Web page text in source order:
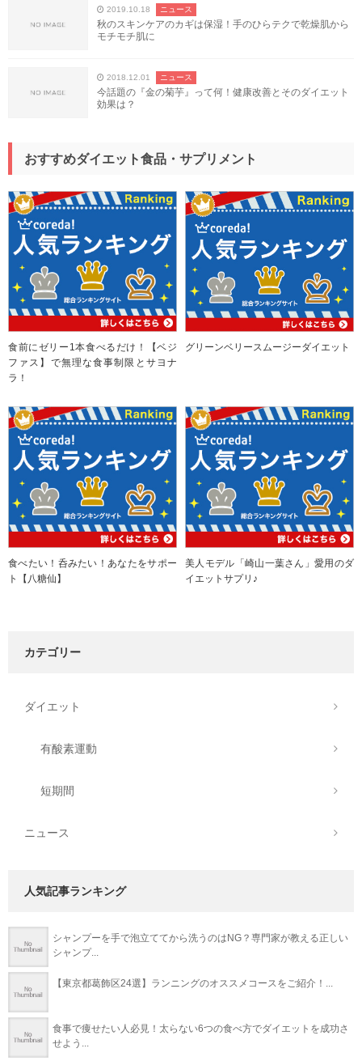
2019.10.18 ニュース
秋のスキンケアのカギは保湿！手のひらテクで乾燥肌から
モチモチ肌に
2018.12.01 ニュース
今話題の『金の菊芋』って何！健康改善とそのダイエット
効果は？
おすすめダイエット食品・サプリメント
食前にゼリー1本食べるだけ！【ベジ
ファス】で無理な食事制限とサヨナ
ラ！
グリーンベリースムージーダイエット
食べたい！呑みたい！あなたをサポー
ト【八糖仙】
美人モデル「崎山一葉さん」愛用のダ
イエットサプリ♪
カテゴリー
ダイエット
有酸素運動
短期間
ニュース
人気記事ランキング
シャンプーを手で泡立ててから洗うのはNG？専門家が教える正しい
シャンプ...
【東京都葛飾区24選】ランニングのオススメコースをご紹介！...
食事で痩せたい人必見！太らない6つの食べ方でダイエットを成功さ
せよう...